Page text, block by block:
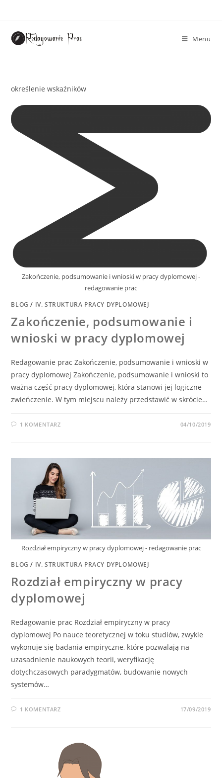
Menu
określenie wskaźników
Zakończenie, podsumowanie i wnioski w pracy dyplomowej -
redagowanie prac
BLOG / IV. STRUKTURA PRACY DYPLOMOWEJ
Zakończenie, podsumowanie i
wnioski w pracy dyplomowej
Redagowanie prac Zakończenie, podsumowanie i wnioski w
pracy dyplomowej Zakończenie, podsumowanie i wnioski to
ważna część pracy dyplomowej, która stanowi jej logiczne
zwieńczenie. W tym miejscu należy przedstawić w skrócie…
1 KOMENTARZ 04/10/2019
Rozdział empiryczny w pracy dyplomowej - redagowanie prac
BLOG / IV. STRUKTURA PRACY DYPLOMOWEJ
Rozdział empiryczny w pracy
dyplomowej
Redagowanie prac Rozdział empiryczny w pracy
dyplomowej Po nauce teoretycznej w toku studiów, zwykle
wykonuje się badania empiryczne, które pozwalają na
uzasadnienie naukowych teorii, weryfikację
dotychczasowych paradygmatów, budowanie nowych
systemów…
1 KOMENTARZ 17/09/2019